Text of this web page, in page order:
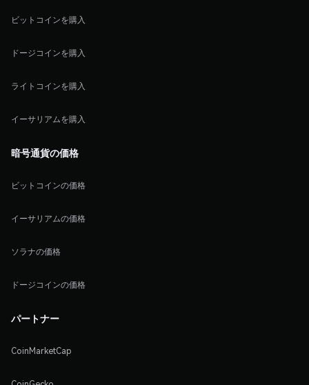
ビットコインを購入
ドージコインを購入
ライトコインを購入
イーサリアムを購入
暗号通貨の価格
ビットコインの価格
イーサリアムの価格
ソラナの価格
ドージコインの価格
パートナー
CoinMarketCap